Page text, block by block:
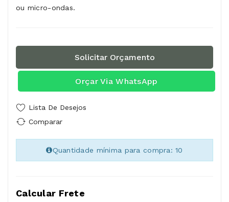
ou micro-ondas.
Solicitar Orçamento
Orçar Via WhatsApp
Lista De Desejos
Comparar
Quantidade mínima para compra: 10
Calcular Frete